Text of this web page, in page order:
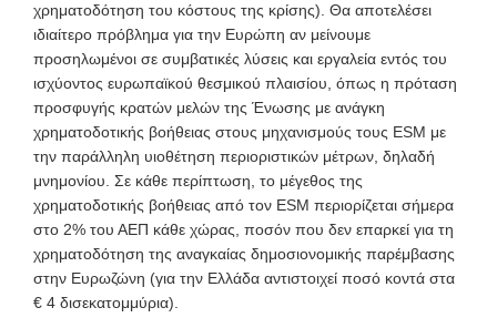
χρηματοδότηση του κόστους της κρίσης). Θα αποτελέσει
ιδιαίτερο πρόβλημα για την Ευρώπη αν μείνουμε
προσηλωμένοι σε συμβατικές λύσεις και εργαλεία εντός του
ισχύοντος ευρωπαϊκού θεσμικού πλαισίου, όπως η πρόταση
προσφυγής κρατών μελών της Ένωσης με ανάγκη
χρηματοδοτικής βοήθειας στους μηχανισμούς τους ESM με
την παράλληλη υιοθέτηση περιοριστικών μέτρων, δηλαδή
μνημονίου. Σε κάθε περίπτωση, το μέγεθος της
χρηματοδοτικής βοήθειας από τον ESM περιορίζεται σήμερα
στο 2% του ΑΕΠ κάθε χώρας, ποσόν που δεν επαρκεί για τη
χρηματοδότηση της αναγκαίας δημοσιονομικής παρέμβασης
στην Ευρωζώνη (για την Ελλάδα αντιστοιχεί ποσό κοντά στα
€ 4 δισεκατομμύρια).